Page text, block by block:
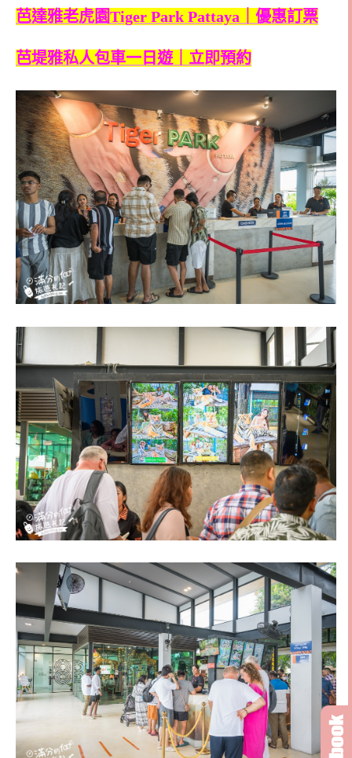
芭達雅老虎園Tiger Park Pattaya｜優惠訂票
芭堤雅私人包車一日遊｜立即預約